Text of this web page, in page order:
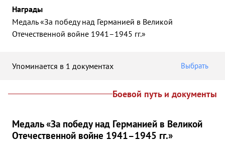
Награды
Медаль «За победу над Германией в Великой
Отечественной войне 1941–1945 гг.»
Упоминается в 1 документах Выбрать
Боевой путь и документы
Медаль «За победу над Германией в Великой
Отечественной войне 1941–1945 гг.»